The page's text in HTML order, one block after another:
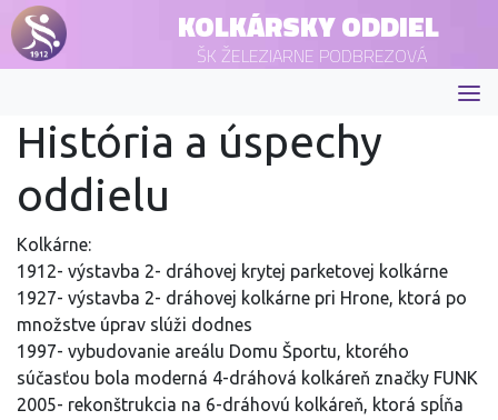
KOLKÁRSKY ODDIEL
ŠK ŽELEZIARNE PODBREZOVÁ
História a úspechy
oddielu
Kolkárne:
1912- výstavba 2- dráhovej krytej parketovej kolkárne
1927- výstavba 2- dráhovej kolkárne pri Hrone, ktorá po
množstve úprav slúži dodnes
1997- vybudovanie areálu Domu Športu, ktorého
súčasťou bola moderná 4-dráhová kolkáreň značky FUNK
2005- rekonštrukcia na 6-dráhovú kolkáreň, ktorá spĺňa